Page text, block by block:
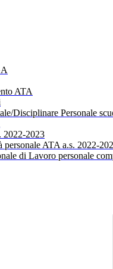
ATA
Disciplinare Personale
2022-2023
personale ATA a.s. 2022-
di Lavoro personale